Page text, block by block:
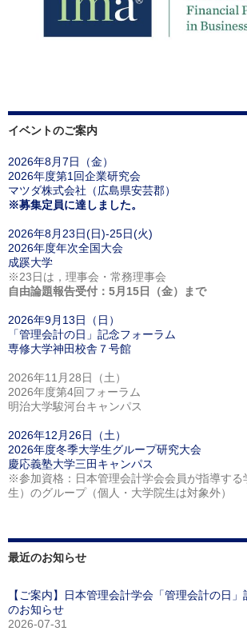
イベントのご案内
2026年8月7日（金）
2026年度第1回企業研究会
マツダ株式会社（広島県安芸郡）
※募集定員に達しました。
2026年8月23日(日)-25日(火)
2026年度年次全国大会
成蹊大学
※23日は，理事会・常務理事会
自由論題報告受付：5月15日（金）まで
2026年9月13日（日）
「管理会計の日」記念フォーラム
専修大学神田校舎７号館
2026年11月28日（土）
2026年度第4回フォーラム
明治大学駿河台キャンパス
2026年12月26日（土）
2026年度冬季大学生グループ研究大会
慶応義塾大学三田キャンパス
※参加資格：日本管理会計学会会員が指導する
生）のグループ（個人・大学院生は対象外）
最近のお知らせ
【ご案内】日本管理会計学会「管理会計の日
のお知らせ
2026-07-31